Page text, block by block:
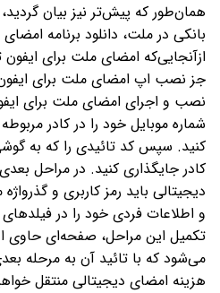
همان‌طور که پیش‌تر نیز بیان
بانکی در ملت، دانلود برنامه
ازآنجایی‌که امضای ملت برای
جز نصب اپ امضای ملت برای
نصب و اجرای امضای ملت برای
شماره موبایل خود را در کادر
کنید. سپس کد تائیدی را که به
کادر جایگذاری کنید. در مراحل
دیجیتالی باید رمز کاربری و
و اطلاعات فردی خود را در
تکمیل این مراحل، صفحه‌ای حاوی
می‌شود که با تائید آن به مرحله
هزینه امضای دیجیتالی منتقل